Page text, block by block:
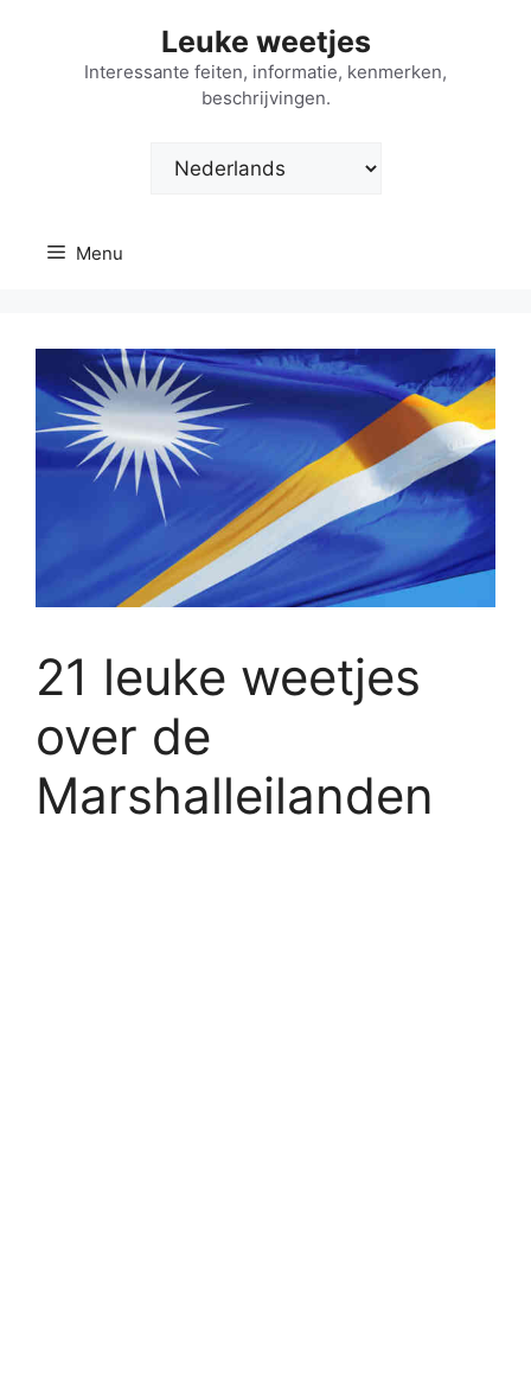
Leuke weetjes
Interessante feiten, informatie, kenmerken,
beschrijvingen.
Kies
Menu
21 leuke weetjes
over de
Marshalleilanden